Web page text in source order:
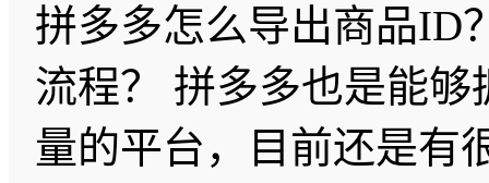
拼多多怎么导出商品ID
流程？ 拼多多也是能够
量的平台，目前还是有